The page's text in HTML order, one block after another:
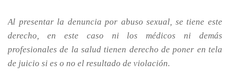
Al presentar la denuncia por abuso sexual, se tiene este
derecho, en este caso ni los médicos ni demás
profesionales de la salud tienen derecho de poner en tela
de juicio si es o no el resultado de violación.